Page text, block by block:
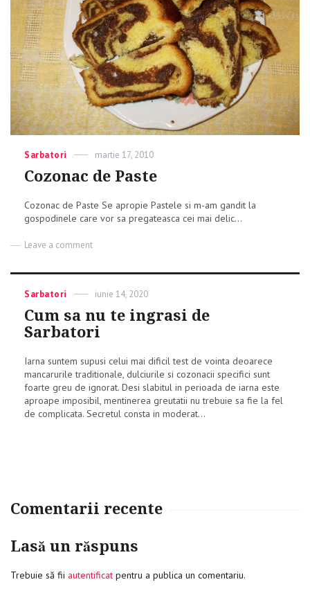
Categories
Sarbatori
Posted
on
martie 17, 2010
Cozonac de Paste
Cozonac de Paste Se apropie Pastele si m-am gandit la
gospodinele care vor sa pregateasca cei mai delic...
Leave a comment
de
Categories
Sarbatori
Posted
iunie 14, 2020
Cum sa nu te ingrasi de
Sarbatori
Iarna suntem supusi celui mai dificil test de vointa deoarece
mancarurile traditionale, dulciurile si cozonacii specifici sunt
foarte greu de ignorat. Desi slabitul in perioada de iarna este
aproape imposibil, mentinerea greutatii nu trebuie sa fie la fel
de complicata. Secretul consta in moderat...
Comentarii recente
Lasă un răspuns
Trebuie să fii autentificat pentru a publica un comentariu.